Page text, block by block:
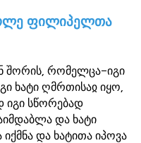
ფილიპელთა
შორის, რომელცა-იგი
ხატი ღმრთისაჲ იყო,
იგი სწორებად
და ხატი
და ხატითა იპოვა